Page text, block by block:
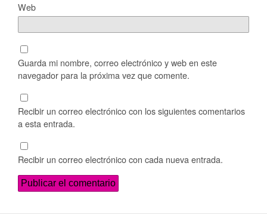
Web
Guarda mi nombre, correo electrónico y web en este
navegador para la próxima vez que comente.
Recibir un correo electrónico con los siguientes comentarios
a esta entrada.
Recibir un correo electrónico con cada nueva entrada.